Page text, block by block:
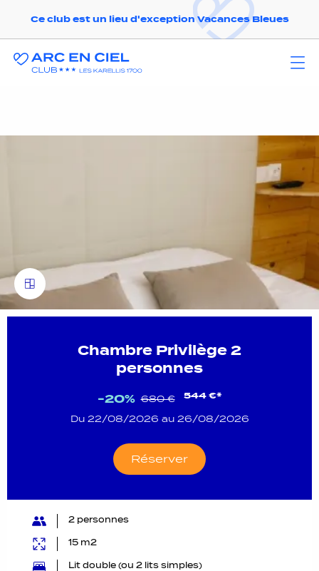
Ce club est un lieu d'exception Vacances Bleues
Chambre Privilège 2
personnes
-20% 680 € 544 €*
Du 22/08/2026 au 26/08/2026
Réserver
2 personnes
15 m2
Lit double (ou 2 lits simples)